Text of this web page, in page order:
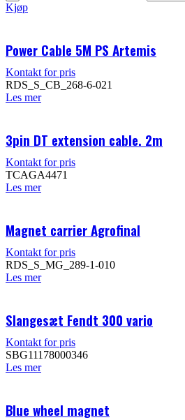
Kjøp
Power Cable 5M PS Artemis
Kontakt for pris
RDS_S_CB_268-6-021
Les mer
3pin DT extension cable. 2m
Kontakt for pris
TCAGA4471
Les mer
Magnet carrier Agrofinal
Kontakt for pris
RDS_S_MG_289-1-010
Les mer
Slangesæt Fendt 300 vario
Kontakt for pris
SBG11178000346
Les mer
Blue wheel magnet